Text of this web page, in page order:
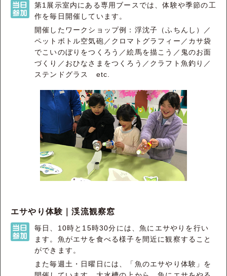
第1展示室内にある専用ブースでは、体験や季節の工
作を毎日開催しています。
開催したワークショップ例：浮沈子（ふちんし）／
ペットボトル空気砲／クロマトグラフィー／カサ袋
でこいのぼりをつくろう／絵馬を描こう／鬼のお面
づくり／おひなさまをつくろう／クラフト魚釣り／
ステンドグラス etc.
エサやり体験｜渓流観察窓
毎日、10時と15時30分には、魚にエサやりを行い
ます。魚がエサを食べる様子を間近に観察すること
ができます。
また毎週土・日曜日には、「魚のエサやり体験」を